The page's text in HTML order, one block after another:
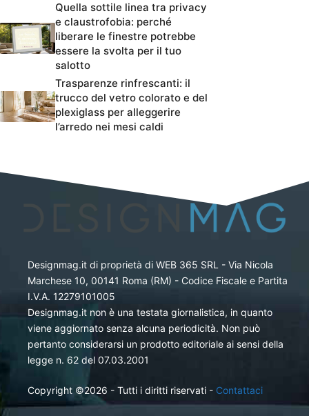
Quella sottile linea tra privacy
e claustrofobia: perché
liberare le finestre potrebbe
essere la svolta per il tuo
salotto
Trasparenze rinfrescanti: il
trucco del vetro colorato e del
plexiglass per alleggerire
l’arredo nei mesi caldi
Designmag.it di proprietà di WEB 365 SRL - Via Nicola
Marchese 10, 00141 Roma (RM) - Codice Fiscale e Partita
I.V.A. 12279101005
Designmag.it non è una testata giornalistica, in quanto
viene aggiornato senza alcuna periodicità. Non può
pertanto considerarsi un prodotto editoriale ai sensi della
legge n. 62 del 07.03.2001
Copyright ©2026 - Tutti i diritti riservati - Contattaci